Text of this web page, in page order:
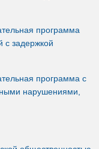
программа
с задержкой
программа с
нарушениями,